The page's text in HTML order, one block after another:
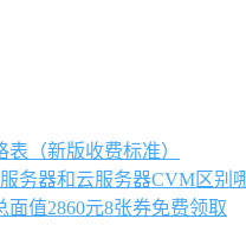
（新版收费标准）
务器和云服务器CVM区别
值2860元8张券免费领取